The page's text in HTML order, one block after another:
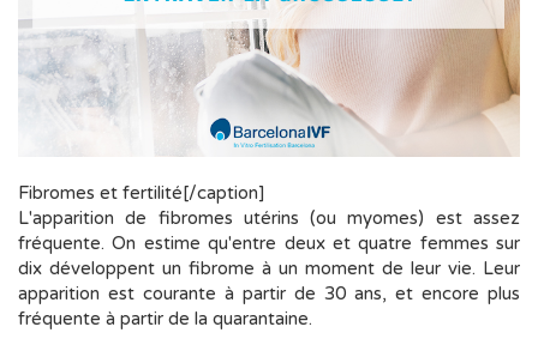
Fibromes et fertilité[/caption]
L'apparition de fibromes utérins (ou myomes) est assez
fréquente. On estime qu'entre deux et quatre femmes sur
dix développent un fibrome à un moment de leur vie. Leur
apparition est courante à partir de 30 ans, et encore plus
fréquente à partir de la quarantaine.